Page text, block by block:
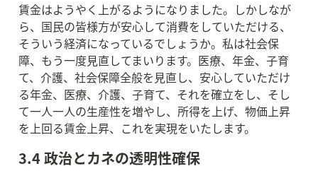
賃金はようやく上がるようになりました。しかしなが
ら、国民の皆様方が安心して消費をしていただける、
そういう経済になっているでしょうか。私は社会保
障、もう一度見直してまいります。医療、年金、子育
て、介護、社会保障全般を見直し、安心していただけ
る年金、医療、介護、子育て、それを確立をし、そし
て一人一人の生産性を増やし、所得を上げ、物価上昇
を上回る賃金上昇、これを実現をいたします。
3.4 政治とカネの透明性確保